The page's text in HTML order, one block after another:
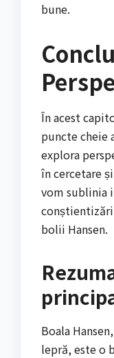
bune.
În acest
puncte cheie
explora
în cercetare
vom sublinia
bolii Hansen.
Boala
lepră, este o